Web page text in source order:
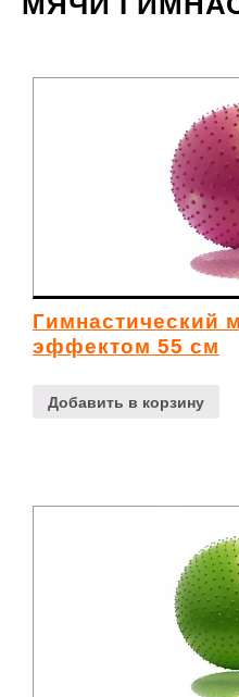
Гимнастический
эффектом 55 см
Добавить в корзину